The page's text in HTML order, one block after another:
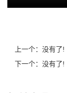
上一个：没有了!
下一个：没有了!